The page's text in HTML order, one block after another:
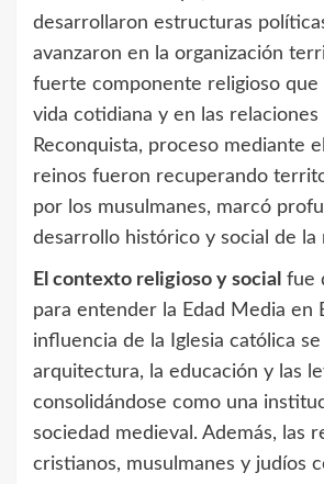
desarrollaron estructuras
avanzaron en la organización
fuerte componente religioso que
vida cotidiana y en las relaciones
Reconquista, proceso mediante
reinos fueron recuperando
por los musulmanes, marcó
desarrollo histórico y social de la
El contexto religioso y social fue
para entender la Edad Media en
influencia de la Iglesia católica
arquitectura, la educación y las
consolidándose como una
sociedad medieval. Además, las
cristianos, musulmanes y judíos